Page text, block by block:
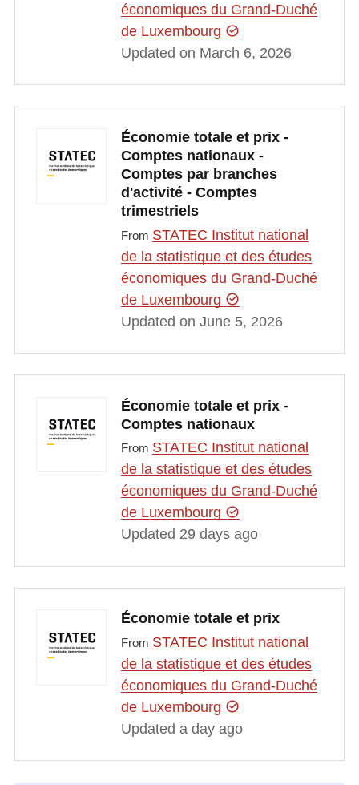
économiques du Grand-Duché
de Luxembourg
Updated on March 6, 2026
Économie totale et prix -
Comptes nationaux -
Comptes par branches
d'activité - Comptes
trimestriels
From STATEC Institut national
de la statistique et des études
économiques du Grand-Duché
de Luxembourg
Updated on June 5, 2026
Économie totale et prix -
Comptes nationaux
From STATEC Institut national
de la statistique et des études
économiques du Grand-Duché
de Luxembourg
Updated 29 days ago
Économie totale et prix
From STATEC Institut national
de la statistique et des études
économiques du Grand-Duché
de Luxembourg
Updated a day ago